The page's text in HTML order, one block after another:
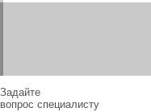
Задайте
вопрос специалисту